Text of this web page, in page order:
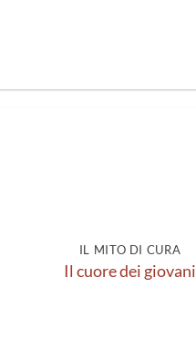
IL MITO DI CURA
Il cuore dei giovani